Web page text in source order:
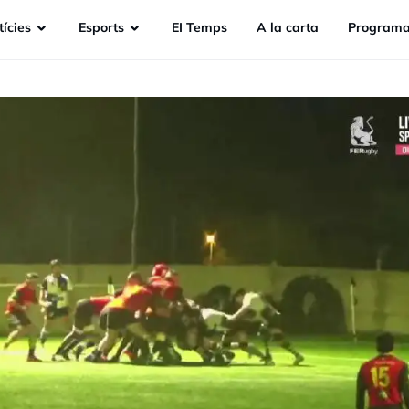
Esports EI Temps A la carta